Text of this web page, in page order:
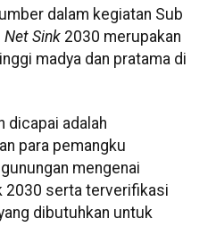
dalam kegiatan Sub
Net Sink 2030 merupakan
madya dan pratama di
dicapai adalah
para pemangku
mengenai
2030 serta terverifikasi
dibutuhkan untuk